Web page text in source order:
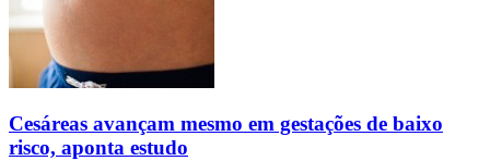
Cesáreas avançam mesmo em gestações de baixo
risco, aponta estudo